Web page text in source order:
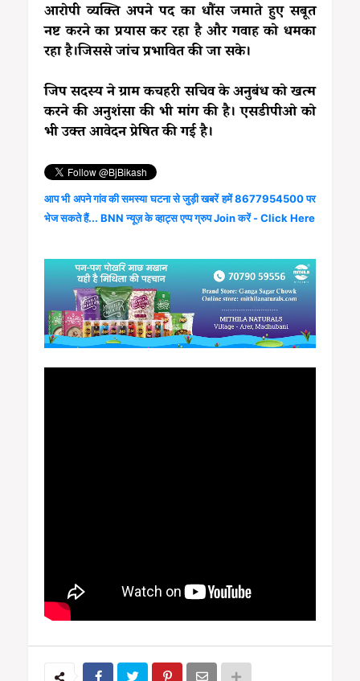
आरोपी व्यक्ति अपने पद का धौंस जमाते हुए सबूत
नष्ट करने का प्रयास कर रहा है और गवाह को धमका
रहा है।जिससे जांच प्रभावित की जा सके।
जिप सदस्य ने ग्राम कचहरी सचिव के अनुबंध को खत्म
करने की अनुशंसा की भी मांग की है। एसडीपीओ को
भी उक्त आवेदन प्रेषित की गई है।
आप भी अपने गांव की समस्या घटना से जुड़ी खबरें हमें 8677954500 पर
भेज सकते हैं... BNN न्यूज़ के व्हाट्स एप्प ग्रुप Join करें - Click Here